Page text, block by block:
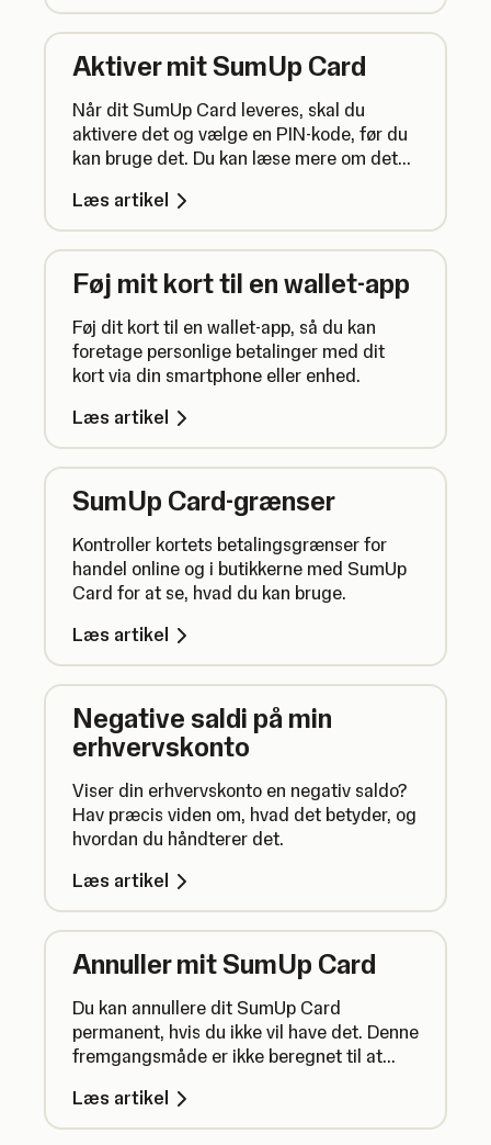
Aktiver mit SumUp Card
Når dit SumUp Card leveres, skal du
aktivere det og vælge en PIN-kode, før du
kan bruge det. Du kan læse mere om det
Læs artikel
Føj mit kort til en wallet-app
Føj dit kort til en wallet-app, så du kan
foretage personlige betalinger med dit
kort via din smartphone eller enhed.
Læs artikel
SumUp Card-grænser
Kontroller kortets betalingsgrænser for
handel online og i butikkerne med SumUp
Card for at se, hvad du kan bruge.
Læs artikel
Negative saldi på min
erhvervskonto
Viser din erhvervskonto en negativ saldo?
Hav præcis viden om, hvad det betyder, og
hvordan du håndterer det.
Læs artikel
Annuller mit SumUp Card
Du kan annullere dit SumUp Card
permanent, hvis du ikke vil have det. Denne
fremgangsmåde er ikke beregnet til at
dit kort, kan du finde en vejledning til
genbestilling af kort nederst i artiklen.
Læs artikel